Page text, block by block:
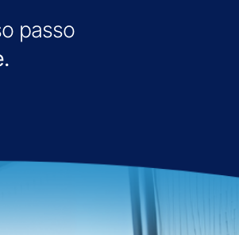
passo